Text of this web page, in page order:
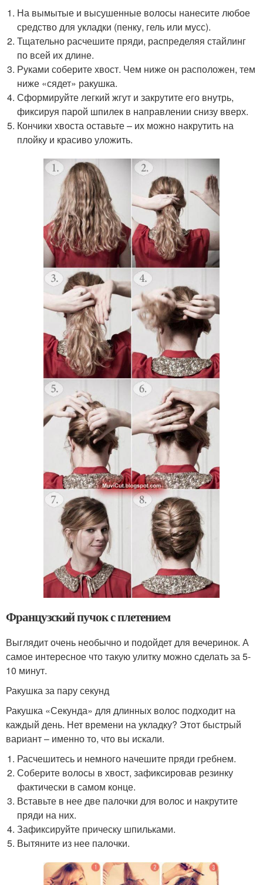
На вымытые и высушенные волосы нанесите любое
средство для укладки (пенку, гель или мусс).
Тщательно расчешите пряди, распределяя стайлинг
по всей их длине.
Руками соберите хвост. Чем ниже он расположен, тем
ниже «сядет» ракушка.
Сформируйте легкий жгут и закрутите его внутрь,
фиксируя парой шпилек в направлении снизу вверх.
Кончики хвоста оставьте – их можно накрутить на
плойку и красиво уложить.
Французский пучок с плетением
Выглядит очень необычно и подойдет для вечеринок. А
самое интересное что такую улитку можно сделать за 5-
10 минут.
Ракушка за пару секунд
Ракушка «Секунда» для длинных волос подходит на
каждый день. Нет времени на укладку? Этот быстрый
вариант – именно то, что вы искали.
Расчешитесь и немного начешите пряди гребнем.
Соберите волосы в хвост, зафиксировав резинку
фактически в самом конце.
Вставьте в нее две палочки для волос и накрутите
пряди на них.
Зафиксируйте прическу шпильками.
Вытяните из нее палочки.